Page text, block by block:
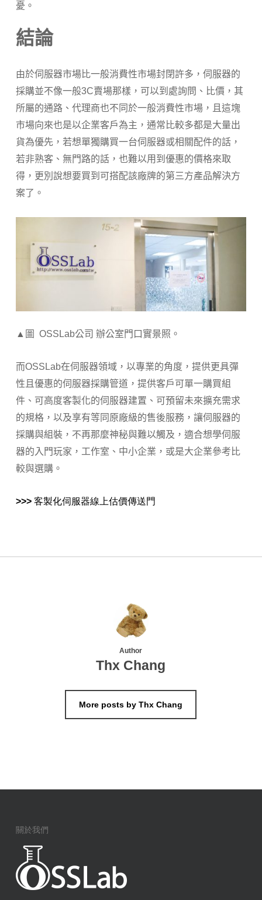
憂。
結論
由於伺服器市場比一般消費性市場封閉許多，伺服器的
採購並不像一般3C賣場那樣，可以到處詢問、比價，其
所屬的通路、代理商也不同於一般消費性市場，且這塊
市場向來也是以企業客戶為主，通常比較多都是大量出
貨為優先，若想單獨購買一台伺服器或相關配件的話，
若非熟客、無門路的話，也難以用到優惠的價格來取
得，更別說想要買到可搭配該廠牌的第三方產品解決方
案了。
▲圖 OSSLab公司 辦公室門口實景照。
而OSSLab在伺服器領域，以專業的角度，提供更具彈
性且優惠的伺服器採購管道，提供客戶可單一購買組
件、可高度客製化的伺服器建置、可預留未來擴充需求
的規格，以及享有等同原廠級的售後服務，讓伺服器的
採購與組裝，不再那麼神秘與難以觸及，適合想學伺服
器的入門玩家，工作室、中小企業，或是大企業參考比
較與選購。
>>> 客製化伺服器線上估價傳送門
Author
Thx Chang
More posts by Thx Chang
關於我們